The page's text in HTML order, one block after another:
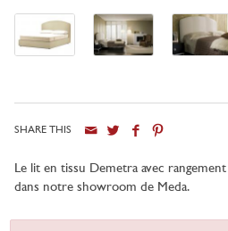
SHARE THIS
Le lit en tissu Demetra avec
dans notre showroom de Meda.